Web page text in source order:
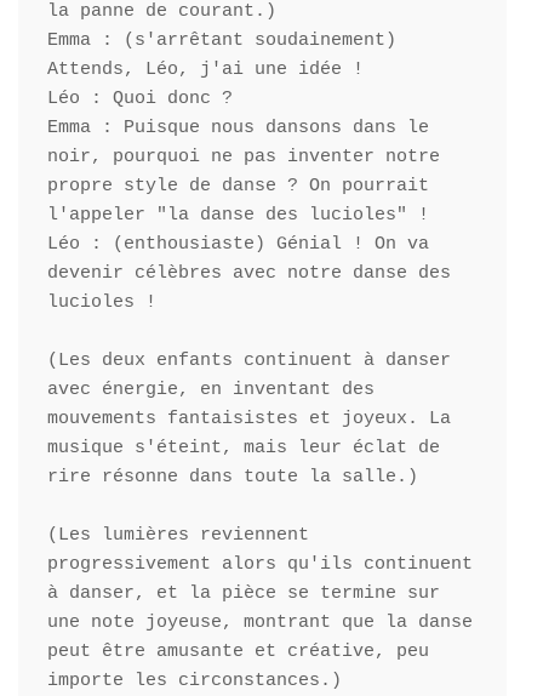
la panne de courant.)
Emma : (s'arrêtant soudainement)
Attends, Léo, j'ai une idée !
Léo : Quoi donc ?
Emma : Puisque nous dansons dans le
noir, pourquoi ne pas inventer notre
propre style de danse ? On pourrait
l'appeler "la danse des lucioles" !
Léo : (enthousiaste) Génial ! On va
devenir célèbres avec notre danse des
lucioles !
(Les deux enfants continuent à danser
avec énergie, en inventant des
mouvements fantaisistes et joyeux. La
musique s'éteint, mais leur éclat de
rire résonne dans toute la salle.)
(Les lumières reviennent
progressivement alors qu'ils continuent
à danser, et la pièce se termine sur
une note joyeuse, montrant que la danse
peut être amusante et créative, peu
importe les circonstances.)